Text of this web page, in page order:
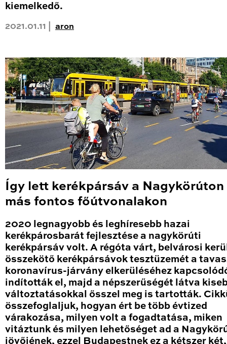
kiemelkedő.
2021.01.11 | aron
Így lett kerékpársáv a Nagykörúton
más fontos főútvonalakon
2020 legnagyobb és leghíresebb hazai
kerékpárosbarát fejlesztése a nagykörúti
kerékpársáv volt. A régóta várt, belvárosi
összekötő kerékpársávok tesztüzemét a
koronavírus-járvány elkerüléséhez
indították el, majd a népszerűségét látva
változtatásokkal ősszel meg is tartották.
összefoglaljuk, hogyan ért be több évtized
várakozása, milyen volt a fogadtatása, miken
vitáztunk és milyen lehetőséget ad a
jövőjének, ezzel Budapestnek ez a kétszer